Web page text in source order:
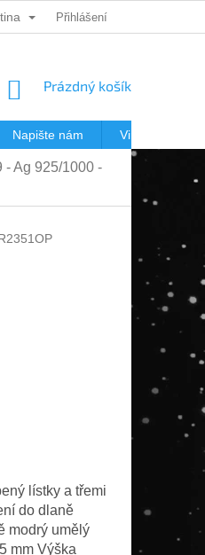
POŠTOVNÉ V JEWISHOP
Přihlášení
NÁKUPNÍ
Prázdný košík
Napište nám Virtualní
- Ag 925/1000 -
lístky a třemi
do dlaně
modrý umělý
mm Výška